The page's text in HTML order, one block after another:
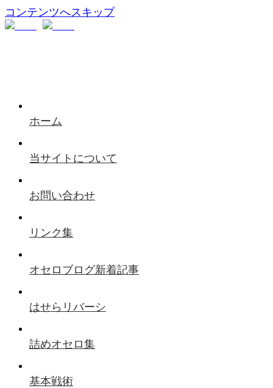
コンテンツへスキップ
ホーム
当サイトについて
お問い合わせ
リンク集
オセロブログ新着記事
はせらリバーシ
詰めオセロ集
基本戦術